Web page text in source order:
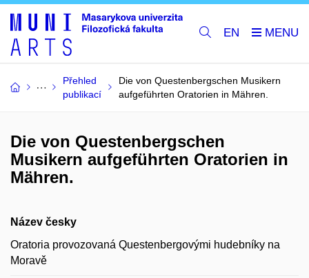
EN
Přehled
publikací
Die von Questenbergschen Musikern
aufgeführten Oratorien in Mähren.
Die von Questenbergschen
Musikern aufgeführten Oratorien in
Mähren.
Název česky
Oratoria provozovaná Questenbergovými hudebníky na
Moravě